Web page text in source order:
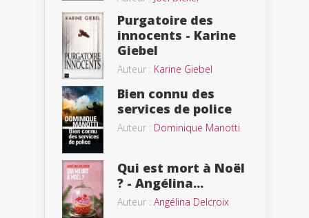
Purgatoire des
innocents - Karine
Giebel
Auteur : Karine Giebel
Bien connu des
services de police
Auteur : Dominique Manotti
Qui est mort à Noël
? - Angélina...
Auteur : Angélina Delcroix